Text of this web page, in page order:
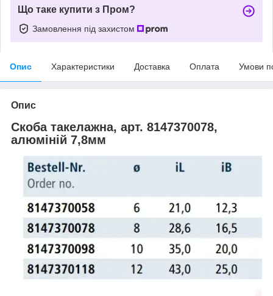
Що таке купити з Пром?
Замовлення під захистом
Опис Характеристики Доставка Оплата Умови
Опис
Скоба такелажна, арт. 8147370078,
алюміній 7,8мм